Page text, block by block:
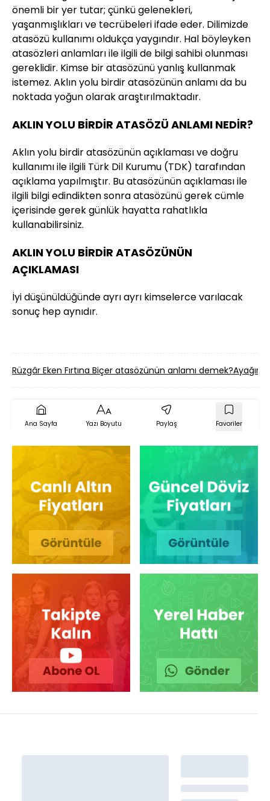
önemli bir yer tutar; çünkü gelenekleri,
yaşanmışlıkları ve tecrübeleri ifade eder. Dilimizde
atasözü kullanımı oldukça yaygındır. Hal böyleyken
atasözleri anlamları ile ilgili de bilgi sahibi olunması
gereklidir. Kimse bir atasözünü yanlış kullanmak
istemez. Aklın yolu birdir atasözünün anlamı da bu
noktada yoğun olarak araştırılmaktadır.
AKLIN YOLU BİRDİR ATASÖZÜ ANLAMI NEDİR?
Aklın yolu birdir atasözünün açıklaması ve doğru
kullanımı ile ilgili Türk Dil Kurumu (TDK) tarafından
açıklama yapılmıştır. Bu atasözünün açıklaması ile
ilgili bilgi edindikten sonra atasözünü gerek cümle
içerisinde gerek günlük hayatta rahatlıkla
kullanabilirsiniz.
AKLIN YOLU BİRDİR ATASÖZÜNÜN
AÇIKLAMASI
İyi düşünüldüğünde ayrı ayrı kimselerce varılacak
sonuç hep aynıdır.
Rüzgâr Eken Fırtına Biçer atasözünün anlamı demek?
Ana Sayfa Yazı Boyutu Paylaş Favoriler